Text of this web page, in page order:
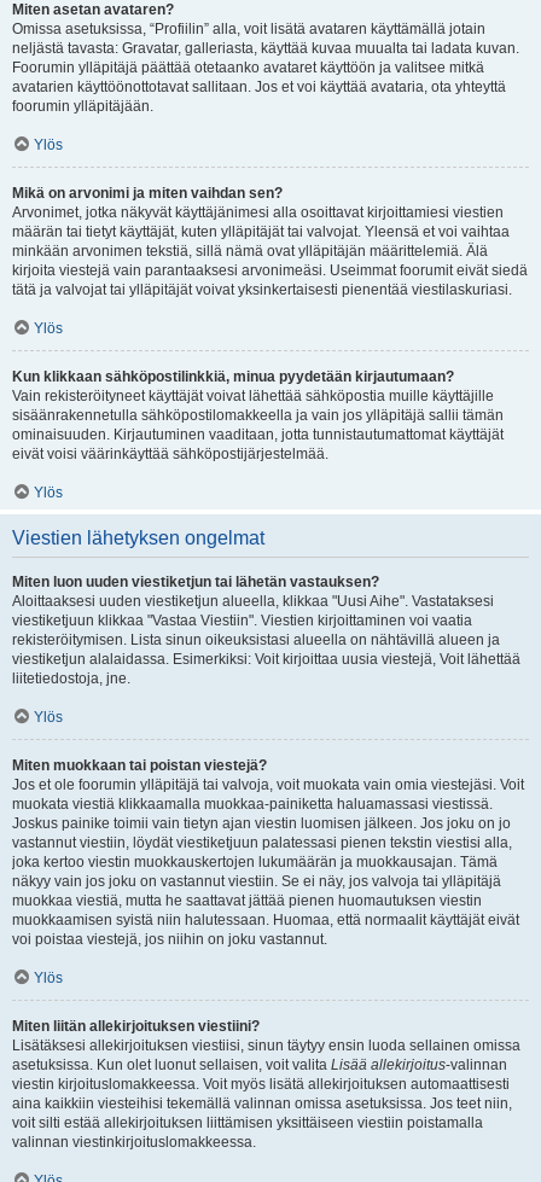
Miten asetan avataren?
Omissa asetuksissa, “Profiilin” alla, voit lisätä avataren käyttämällä jotain
neljästä tavasta: Gravatar, galleriasta, käyttää kuvaa muualta tai ladata kuvan.
Foorumin ylläpitäjä päättää otetaanko avataret käyttöön ja valitsee mitkä
avatarien käyttöönottotavat sallitaan. Jos et voi käyttää avataria, ota yhteyttä
foorumin ylläpitäjään.
Ylös
Mikä on arvonimi ja miten vaihdan sen?
Arvonimet, jotka näkyvät käyttäjänimesi alla osoittavat kirjoittamiesi viestien
määrän tai tietyt käyttäjät, kuten ylläpitäjät tai valvojat. Yleensä et voi vaihtaa
minkään arvonimen tekstiä, sillä nämä ovat ylläpitäjän määrittelemiä. Älä
kirjoita viestejä vain parantaaksesi arvonimeäsi. Useimmat foorumit eivät siedä
tätä ja valvojat tai ylläpitäjät voivat yksinkertaisesti pienentää viestilaskuriasi.
Ylös
Kun klikkaan sähköpostilinkkiä, minua pyydetään kirjautumaan?
Vain rekisteröityneet käyttäjät voivat lähettää sähköpostia muille käyttäjille
sisäänrakennetulla sähköpostilomakkeella ja vain jos ylläpitäjä sallii tämän
ominaisuuden. Kirjautuminen vaaditaan, jotta tunnistautumattomat käyttäjät
eivät voisi väärinkäyttää sähköpostijärjestelmää.
Ylös
Viestien lähetyksen ongelmat
Miten luon uuden viestiketjun tai lähetän vastauksen?
Aloittaaksesi uuden viestiketjun alueella, klikkaa "Uusi Aihe". Vastataksesi
viestiketjuun klikkaa "Vastaa Viestiin". Viestien kirjoittaminen voi vaatia
rekisteröitymisen. Lista sinun oikeuksistasi alueella on nähtävillä alueen ja
viestiketjun alalaidassa. Esimerkiksi: Voit kirjoittaa uusia viestejä, Voit lähettää
liitetiedostoja, jne.
Ylös
Miten muokkaan tai poistan viestejä?
Jos et ole foorumin ylläpitäjä tai valvoja, voit muokata vain omia viestejäsi. Voit
muokata viestiä klikkaamalla muokkaa-painiketta haluamassasi viestissä.
Joskus painike toimii vain tietyn ajan viestin luomisen jälkeen. Jos joku on jo
vastannut viestiin, löydät viestiketjuun palatessasi pienen tekstin viestisi alla,
joka kertoo viestin muokkauskertojen lukumäärän ja muokkausajan. Tämä
näkyy vain jos joku on vastannut viestiin. Se ei näy, jos valvoja tai ylläpitäjä
muokkaa viestiä, mutta he saattavat jättää pienen huomautuksen viestin
muokkaamisen syistä niin halutessaan. Huomaa, että normaalit käyttäjät eivät
voi poistaa viestejä, jos niihin on joku vastannut.
Ylös
Miten liitän allekirjoituksen viestiini?
Lisätäksesi allekirjoituksen viestiisi, sinun täytyy ensin luoda sellainen omissa
asetuksissa. Kun olet luonut sellaisen, voit valita Lisää allekirjoitus-valinnan
viestin kirjoituslomakkeessa. Voit myös lisätä allekirjoituksen automaattisesti
aina kaikkiin viesteihisi tekemällä valinnan omissa asetuksissa. Jos teet niin,
voit silti estää allekirjoituksen liittämisen yksittäiseen viestiin poistamalla
valinnan viestinkirjoituslomakkeessa.